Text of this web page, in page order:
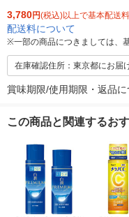
3,780円(税込)以上で基本配送料
配送料について
※一部の商品につきましては、
在庫確認住所：東京都にお届
賞味期限/使用期限・返品に
この商品と関連するお